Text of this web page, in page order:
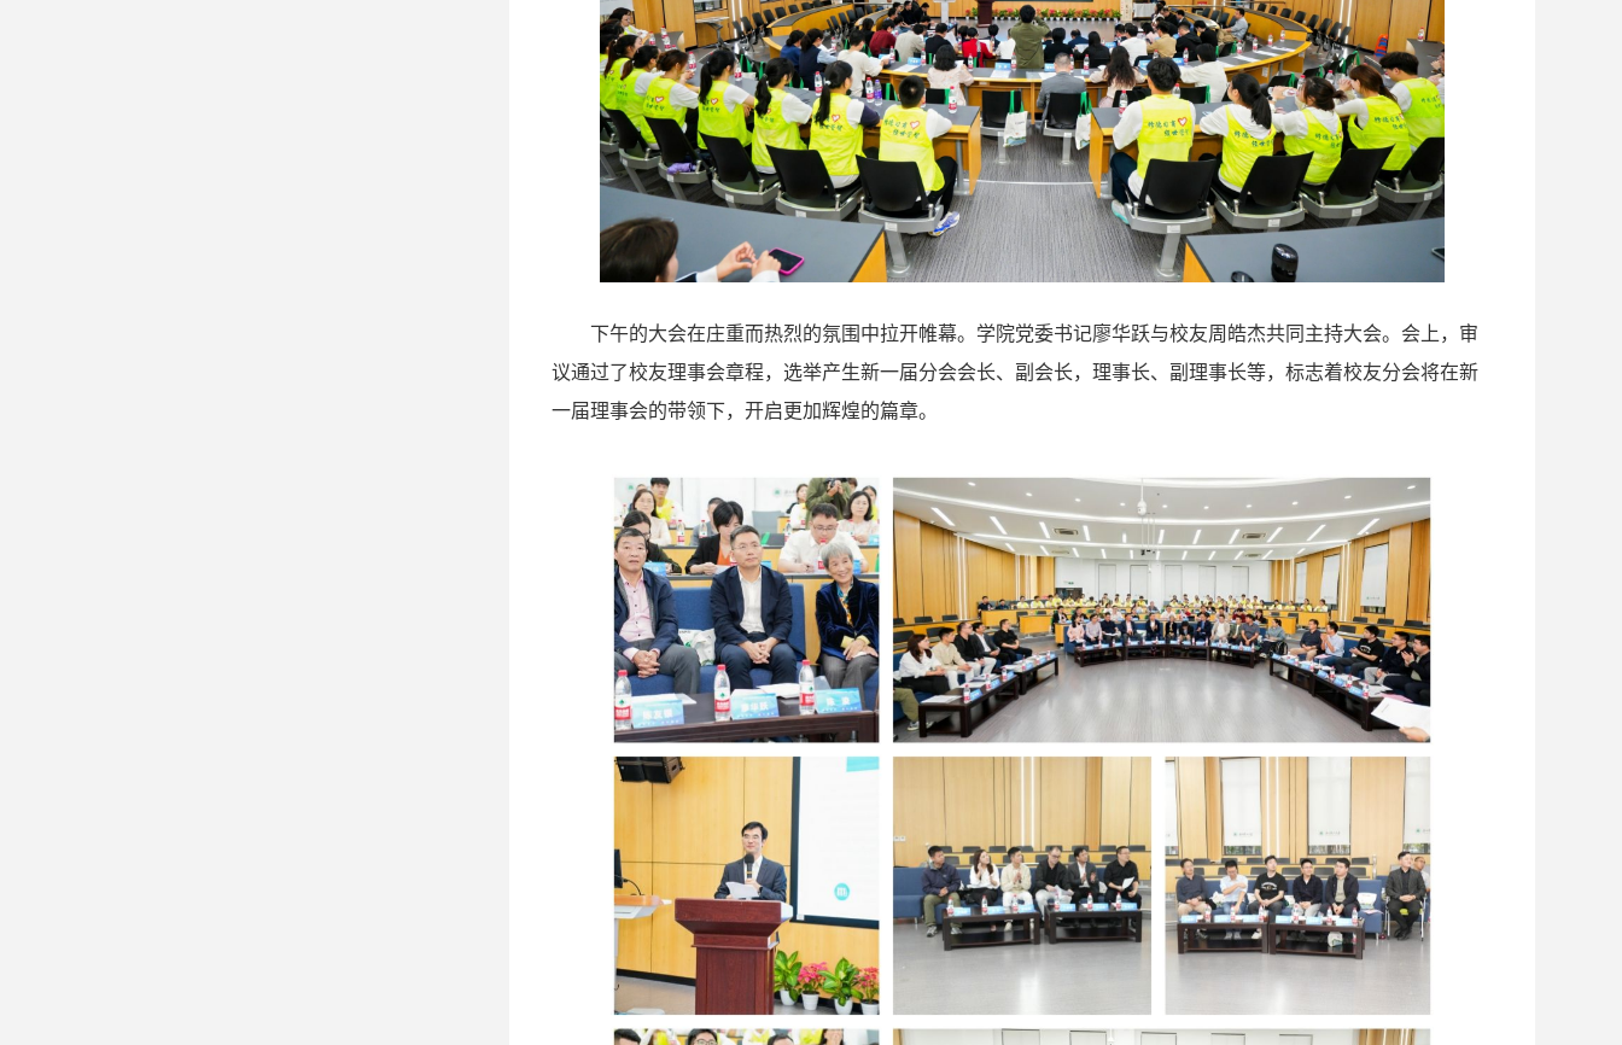
下午的大会在庄重而热烈的氛围中拉开帷幕。学院党委书记廖华跃与校友周皓杰共同主持大会。会上，审
议通过了校友理事会章程，选举产生新一届分会会长、副会长，理事长、副理事长等，标志着校友分会将在新
一届理事会的带领下，开启更加辉煌的篇章。